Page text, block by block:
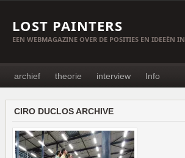
LOST PAINTERS
EEN WEBMAGAZINE OVER DE POSITIES EN IDEEËN
archief theorie interview Info
CIRO DUCLOS ARCHIVE